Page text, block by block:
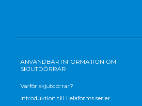
ANVÄNDBAR INFORMATION OM
SKJUTDÖRRAR
Varför skjutdörrar?
Introduktion till Helaforms serier